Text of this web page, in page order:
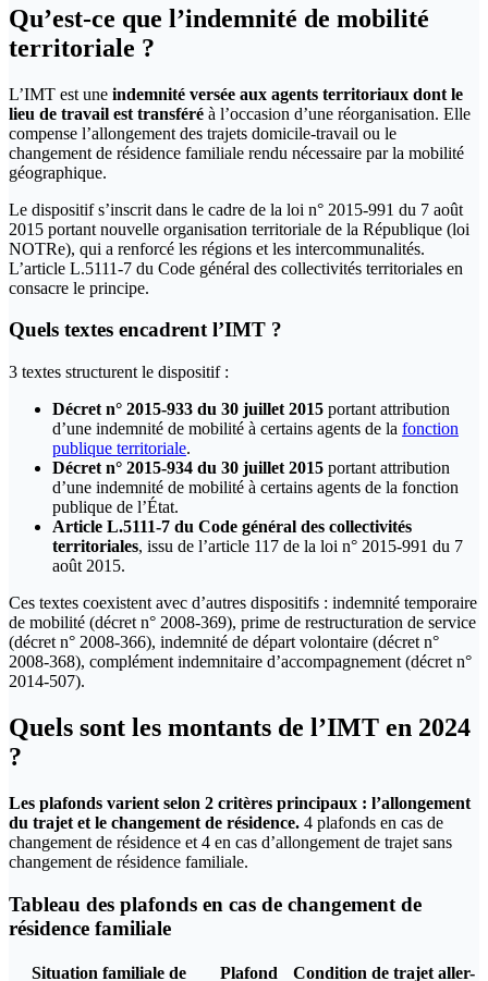
Qu’est-ce que l’indemnité de mobilité
territoriale ?
L’IMT est une indemnité versée aux agents territoriaux dont le
lieu de travail est transféré à l’occasion d’une réorganisation. Elle
compense l’allongement des trajets domicile-travail ou le
changement de résidence familiale rendu nécessaire par la mobilité
géographique.
Le dispositif s’inscrit dans le cadre de la loi n° 2015-991 du 7 août
2015 portant nouvelle organisation territoriale de la République (loi
NOTRe), qui a renforcé les régions et les intercommunalités.
L’article L.5111-7 du Code général des collectivités territoriales en
consacre le principe.
Quels textes encadrent l’IMT ?
3 textes structurent le dispositif :
Décret n° 2015-933 du 30 juillet 2015 portant attribution
d’une indemnité de mobilité à certains agents de la fonction
publique territoriale.
Décret n° 2015-934 du 30 juillet 2015 portant attribution
d’une indemnité de mobilité à certains agents de la fonction
publique de l’État.
Article L.5111-7 du Code général des collectivités
territoriales, issu de l’article 117 de la loi n° 2015-991 du 7
août 2015.
Ces textes coexistent avec d’autres dispositifs : indemnité temporaire
de mobilité (décret n° 2008-369), prime de restructuration de service
(décret n° 2008-366), indemnité de départ volontaire (décret n°
2008-368), complément indemnitaire d’accompagnement (décret n°
2014-507).
Quels sont les montants de l’IMT en 2024
?
Les plafonds varient selon 2 critères principaux : l’allongement
du trajet et le changement de résidence. 4 plafonds en cas de
changement de résidence et 4 en cas d’allongement de trajet sans
changement de résidence familiale.
Tableau des plafonds en cas de changement de
résidence familiale
Situation familiale de
Plafond
Condition de trajet aller-